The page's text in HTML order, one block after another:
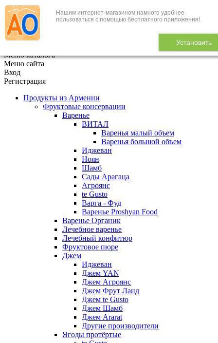
Нашим интернет-магазином намного удобнее
пользоваться с помощью бесплатного приложения!
Установить
+7 (495) 646-888-1
В корзине 0
Меню каталога
Меню сайта
Вход
Регистрация
Продукты из Армении
Фруктовые консервации
Варенье
ВИТАЛ
Варенья малый объем
Варенья большой объем
Иджеван
Ноян
Шамб
Сады Арагаца
Агроянс
te Gusto
Варга - Фуд
Варенье Proshyan Food
Варенье Органик
Лечебное варенье
Лечебный конфитюр
Фруктовое пюре
Джем
Иджеван
Джем YAN
Джем Агроянс
Джем Фрут Ланд
Джем te Gusto
Джем Шамб
Джем Ararat
Другие производители
Ягоды протёртые